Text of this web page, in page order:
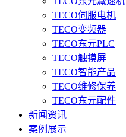
TECO伺服电机
TECO变频器
TECO东元PLC
TECO触摸屏
TECO智能产品
TECO维修保养
TECO东元配件
新闻资讯
案例展示